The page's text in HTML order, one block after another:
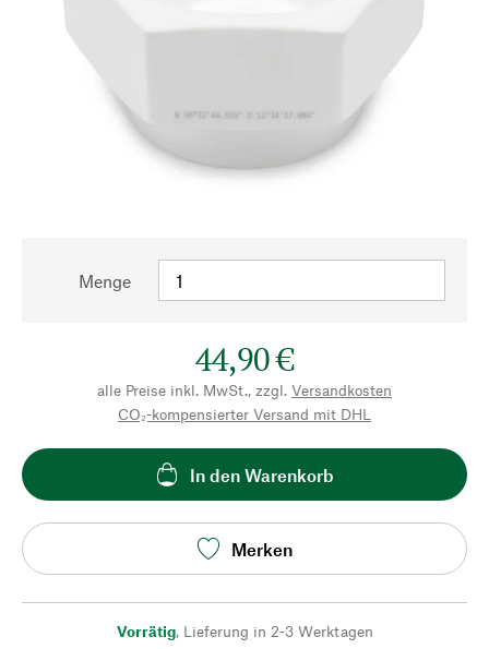
Menge
44,90 €
alle Preise inkl. MwSt., zzgl. Versandkosten
CO₂-kompensierter Versand mit DHL
In den Warenkorb
Merken
Vorrätig, Lieferung in 2-3 Werktagen